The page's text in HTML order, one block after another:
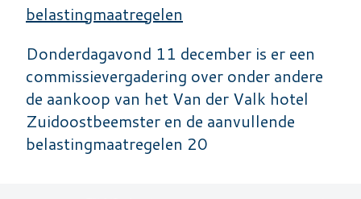
belastingmaatregelen
Donderdagavond 11 december is er een
commissievergadering over onder andere
de aankoop van het Van der Valk hotel
Zuidoostbeemster en de aanvullende
belastingmaatregelen 20